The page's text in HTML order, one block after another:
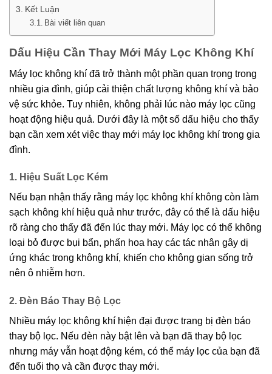
Kết Luận
Bài viết liên quan
Dấu Hiệu Cần Thay Mới Máy Lọc Không Khí
Máy lọc không khí đã trở thành một phần quan trọng trong
nhiều gia đình, giúp cải thiện chất lượng không khí và bảo
vệ sức khỏe. Tuy nhiên, không phải lúc nào máy lọc cũng
hoạt động hiệu quả. Dưới đây là một số dấu hiệu cho thấy
bạn cần xem xét việc thay mới máy lọc không khí trong gia
đình.
1. Hiệu Suất Lọc Kém
Nếu bạn nhận thấy rằng máy lọc không khí không còn làm
sạch không khí hiệu quả như trước, đây có thể là dấu hiệu
rõ ràng cho thấy đã đến lúc thay mới. Máy lọc có thể không
loại bỏ được bụi bẩn, phấn hoa hay các tác nhân gây dị
ứng khác trong không khí, khiến cho không gian sống trở
nên ô nhiễm hơn.
2. Đèn Báo Thay Bộ Lọc
Nhiều máy lọc không khí hiện đại được trang bị đèn báo
thay bộ lọc. Nếu đèn này bật lên và bạn đã thay bộ lọc
nhưng máy vẫn hoạt động kém, có thể máy lọc của bạn đã
đến tuổi thọ và cần được thay mới.